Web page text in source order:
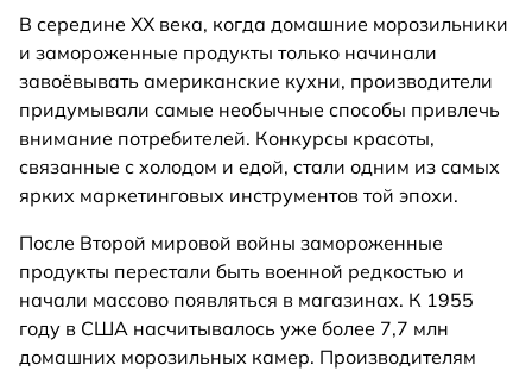
В середине XX века, когда домашние морозильники
и замороженные продукты только начинали
завоёвывать американские кухни, производители
придумывали самые необычные способы привлечь
внимание потребителей. Конкурсы красоты,
связанные с холодом и едой, стали одним из самых
ярких маркетинговых инструментов той эпохи.
После Второй мировой войны замороженные
продукты перестали быть военной редкостью и
начали массово появляться в магазинах. К 1955
году в США насчитывалось уже более 7,7 млн
домашних морозильных камер. Производителям